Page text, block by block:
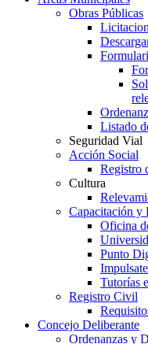
Obras Públicas
Listado
Seguridad Vial
Acción Social
Registro
Cultura
Capacitación y
Oficina
Punto
Impulsate
Tutorías
Registro Civil
Concejo Deliberante
Ordenanzas y